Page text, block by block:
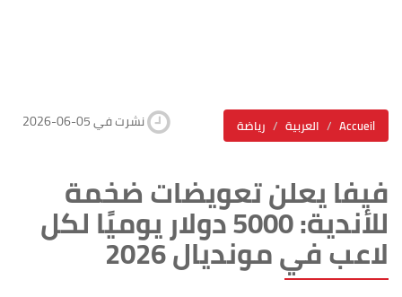
رياضة العربية Accueil 2026-06-05 نشرت في
فيفا يعلن تعويضات ضخمة
للأندية: 5000 دولار يوميًا لكل
لاعب في مونديال 2026